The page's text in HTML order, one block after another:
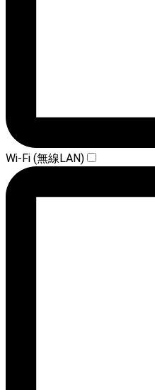
Wi-Fi (無線LAN)